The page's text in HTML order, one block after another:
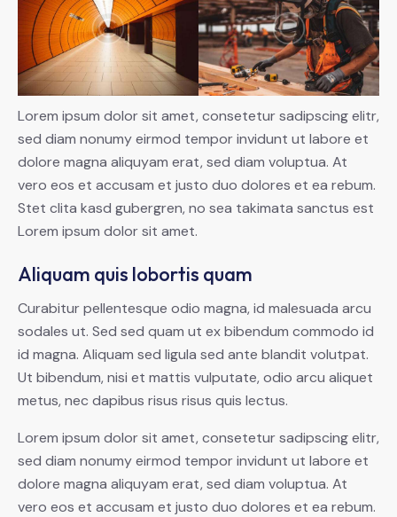
Lorem ipsum dolor sit amet, consetetur sadipscing elitr,
sed diam nonumy eirmod tempor invidunt ut labore et
dolore magna aliquyam erat, sed diam voluptua. At
vero eos et accusam et justo duo dolores et ea rebum.
Stet clita kasd gubergren, no sea takimata sanctus est
Lorem ipsum dolor sit amet.
Aliquam quis lobortis quam
Curabitur pellentesque odio magna, id malesuada arcu
sodales ut. Sed sed quam ut ex bibendum commodo id
id magna. Aliquam sed ligula sed ante blandit volutpat.
Ut bibendum, nisi et mattis vulputate, odio arcu aliquet
metus, nec dapibus risus risus quis lectus.
Lorem ipsum dolor sit amet, consetetur sadipscing elitr,
sed diam nonumy eirmod tempor invidunt ut labore et
dolore magna aliquyam erat, sed diam voluptua. At
vero eos et accusam et justo duo dolores et ea rebum.